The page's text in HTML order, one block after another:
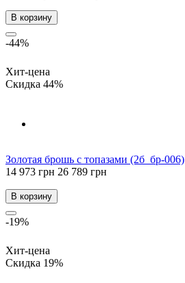
В корзину
-44%
Хит-цена
Скидка 44%
Золотая брошь с топазами (2б_бр-006)
14 973 грн 26 789 грн
В корзину
-19%
Хит-цена
Скидка 19%